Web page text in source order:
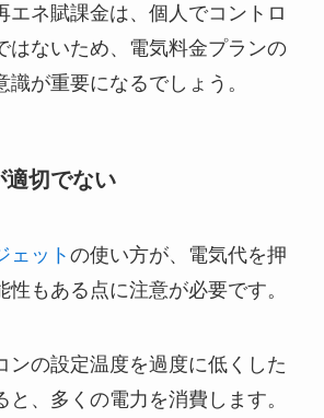
エネ賦課金は、個人でコントロ
はないため、電気料金プランの
識が重要になるでしょう。
適切でない
ェット の使い方が、電気代を押
性もある点に注意が必要です。
ンの設定温度を過度に低くした
と、多くの電力を消費します。